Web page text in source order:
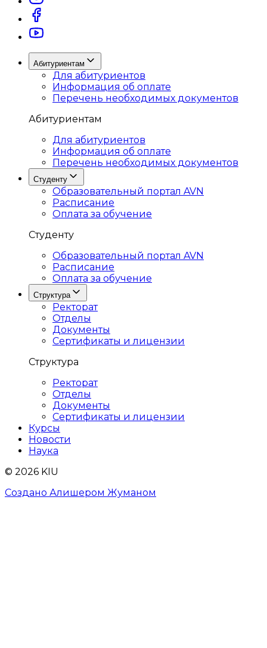
Абитуриентам
Для абитуриентов
Информация об оплате
Перечень необходимых документов
Абитуриентам
Для абитуриентов
Информация об оплате
Перечень необходимых документов
Студенту
Образовательный портал AVN
Расписание
Оплата за обучение
Студенту
Образовательный портал AVN
Расписание
Оплата за обучение
Структура
Ректорат
Отделы
Документы
Сертификаты и лицензии
Структура
Ректорат
Отделы
Документы
Сертификаты и лицензии
Курсы
Новости
Наука
© 2026 KIU
Создано Алишером Жуманом